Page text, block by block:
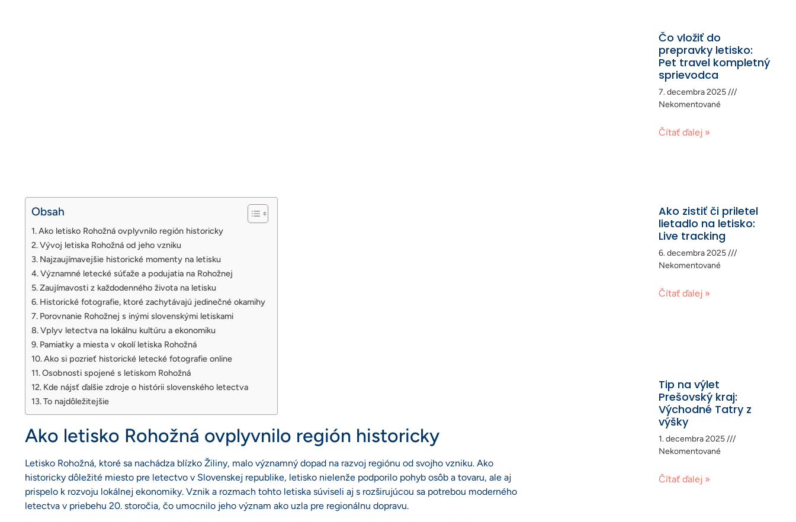
Obsah
Ako letisko Rohožná ovplyvnilo región historicky
Vývoj letiska Rohožná od jeho vzniku
Najzaujímavejšie historické momenty na letisku
Významné letecké súťaže a podujatia na Rohožnej
Zaujímavosti z každodenného života na letisku
Historické fotografie, ktoré zachytávajú jedinečné okamihy
Porovnanie Rohožnej s inými slovenskými letiskami
Vplyv letectva na lokálnu kultúru a ekonomiku
Pamiatky a miesta v okolí letiska Rohožná
Ako si pozrieť historické letecké fotografie online
Osobnosti spojené s letiskom Rohožná
Kde nájsť ďalšie zdroje o histórii slovenského letectva
To najdôležitejšie
Ako letisko Rohožná ovplyvnilo región historicky
Letisko Rohožná, ktoré sa nachádza blízko Žiliny, malo významný dopad na razvoj regiónu od svojho vzniku. Ako
historicky dôležité miesto pre letectvo v Slovenskej republike, letisko nielenže podporilo pohyb osôb a tovaru, ale aj
prispelo k rozvoju lokálnej ekonomiky. Vznik a rozmach tohto letiska súviseli aj s rozširujúcou sa potrebou moderného
letectva v priebehu 20. storočia, čo umocnilo jeho význam ako uzla pre regionálnu dopravu.
Čo vložiť do
prepravky letisko:
Pet travel kompletný
sprievodca
7. decembra 2025
Nekomentované
Čítať ďalej »
Ako zistiť či priletel
lietadlo na letisko:
Live tracking
6. decembra 2025
Nekomentované
Čítať ďalej »
Tip na výlet
Prešovský kraj:
Východné Tatry z
výšky
1. decembra 2025
Nekomentované
Čítať ďalej »